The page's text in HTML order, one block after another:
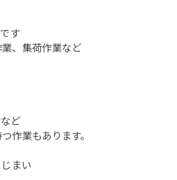
す
、集荷作業など
ど
作業もあります。
まい